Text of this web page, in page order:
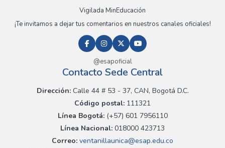
Vigilada MinEducación
¡Te invitamos a dejar tus comentarios en nuestros canales oficiales!
@esapoficial
Contacto Sede Central
Dirección:Calle 44 # 53 - 37, CAN, Bogotá D.C.
Código postal: 111321
Línea Bogotá:(+57) 601 7956110
Línea Nacional: 018000 423713
Correo: ventanillaunica@esap.edu.co